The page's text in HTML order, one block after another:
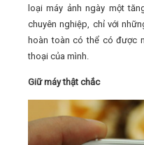
Liên hệ - Đăng ký
loại máy ảnh ngày một
chuyên nghiệp, chỉ với
hoàn toàn có thể có được
thoại của mình.
Giữ máy thật chắc